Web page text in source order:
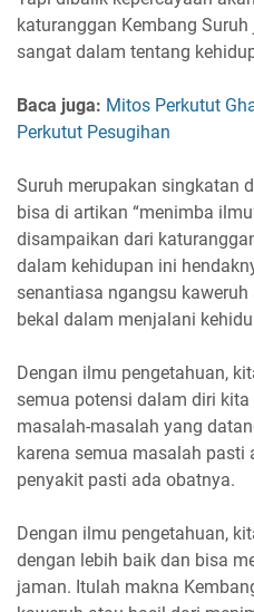
katuranggan Kembang
sangat dalam tentang
Baca juga: Mitos Perkutut
Perkutut Pesugihan
Suruh merupakan singkatan
bisa di artikan “menimba
disampaikan dari
dalam kehidupan ini
senantiasa ngangsu
bekal dalam menjalani
Dengan ilmu pengetahuan,
semua potensi dalam diri
masalah-masalah yang
karena semua masalah pasti
penyakit pasti ada obatnya.
Dengan ilmu pengetahuan,
dengan lebih baik dan bisa
jaman. Itulah makna